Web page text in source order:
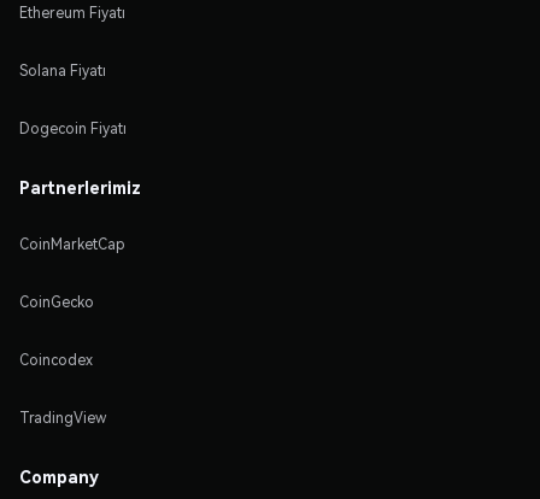
Ethereum Fiyatı
Solana Fiyatı
Dogecoin Fiyatı
Partnerlerimiz
CoinMarketCap
CoinGecko
Coincodex
TradingView
Company